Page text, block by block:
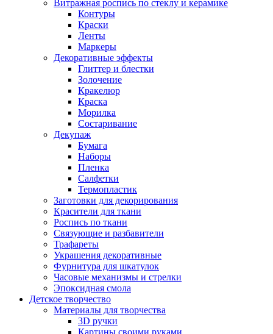
Витражная роспись по стеклу и керамике
Контуры
Краски
Ленты
Маркеры
Декоративные эффекты
Глиттер и блестки
Золочение
Кракелюр
Краска
Морилка
Состаривание
Декупаж
Бумага
Наборы
Пленка
Салфетки
Термопластик
Заготовки для декорирования
Красители для ткани
Роспись по ткани
Связующие и разбавители
Трафареты
Украшения декоративные
Фурнитура для шкатулок
Часовые механизмы и стрелки
Эпоксидная смола
Детское творчество
Материалы для творчества
3D ручки
Картины своими руками